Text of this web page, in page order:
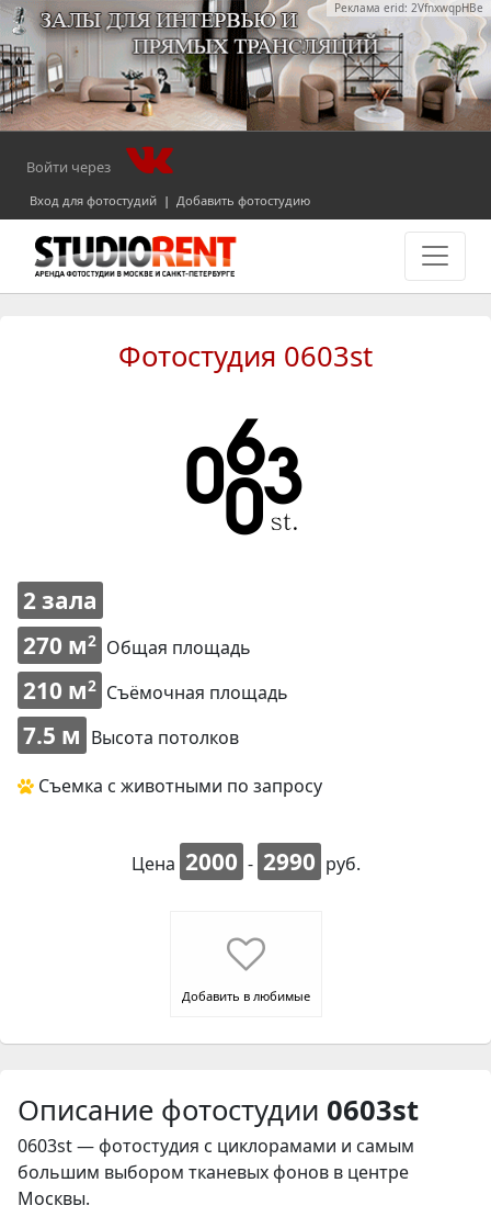
Реклама erid: 2VfnxwqpHBe
Войти через
Вход для фотостудий | Добавить фотостудию
Фотостудия 0603st
2 зала
270 м2 Общая площадь
210 м2 Съёмочная площадь
7.5 м Высота потолков
Съемка с животными по запросу
Цена 2000 - 2990 руб.
Добавить в любимые
Описание фотостудии 0603st
0603st — фотостудия с циклорамами и самым
большим выбором тканевых фонов в центре
Москвы.